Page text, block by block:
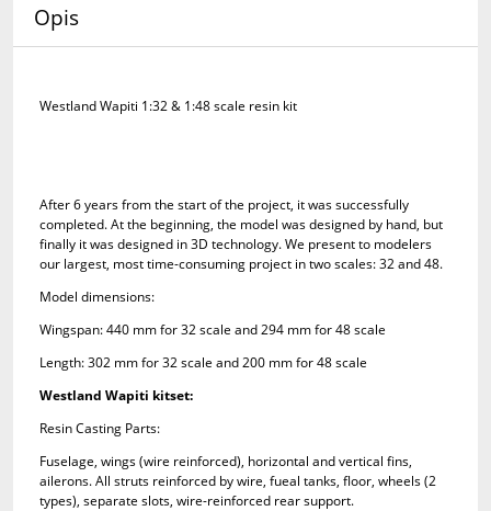
Opis
Westland Wapiti 1:32 & 1:48 scale resin kit
After 6 years from the start of the project, it was successfully
completed. At the beginning, the model was designed by hand, but
finally it was designed in 3D technology. We present to modelers
our largest, most time-consuming project in two scales: 32 and 48.
Model dimensions:
Wingspan: 440 mm for 32 scale and 294 mm for 48 scale
Length: 302 mm for 32 scale and 200 mm for 48 scale
Westland Wapiti kitset:
Resin Casting Parts:
Fuselage, wings (wire reinforced), horizontal and vertical fins,
ailerons. All struts reinforced by wire, fueal tanks, floor, wheels (2
types), separate slots, wire-reinforced rear support.